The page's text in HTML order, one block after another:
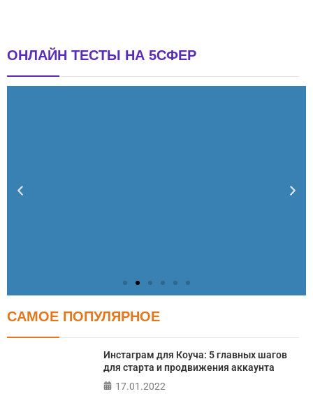
ОНЛАЙН ТЕСТЫ НА 5СФЕР
Тест: Как я контролирую свою жизнь?
Джулиана Роттера
САМОЕ ПОПУЛЯРНОЕ
Инстаграм для Коуча: 5 главных шагов
для старта и продвижения аккаунта
17.01.2022